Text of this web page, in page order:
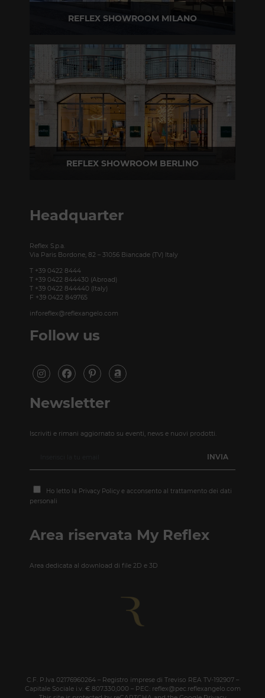
REFLEX SHOWROOM MILANO
T +39 02 80582955
REFLEX SHOWROOM BERLINO
Headquarter
Reflex S.p.a.
Via Paris Bordone, 82 – 31056 Biancade (TV) Italy
T +39 0422 8444
T +39 0422 844430 (Abroad)
T +39 0422 844440 (Italy)
F +39 0422 849765
inforeflex@reflexangelo.com
Follow us
Newsletter
Iscriviti e rimani aggiornato su eventi, news e nuovi prodotti.
Ho letto la Privacy Policy e acconsento al trattamento dei dati
personali
Area riservata My Reflex
Area dedicata al download di file 2D e 3D
C.F. P.Iva 02176960264 – Registro imprese di Treviso REA TV-192907 –
Capitale Sociale i.v. € 807.330,000 – PEC: reflex@pec.reflexangelo.com